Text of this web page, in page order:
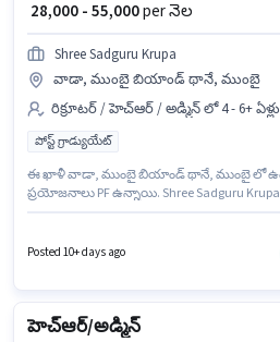
₹ 28,000 - 55,000per నెల
Shree Sadguru Krupa
వాడా, ముంబై బియాండ్ థానే, ముంబై
రిక్రూటర్ / హెచ్ఆర్ / అడ్మిన్ లో 4 - 6+
పోస్ట్ గ్రాడ్యుయేట్
ఈ ఖాళీ వాడా, ముంబై బియాండ్ థానే, ముంబై లో
ప్రయోజనాలు PF ఉన్నాయి. Shree Sadguru
గ్రాడ్యుయేట్ డిగ్రీ లేదా సర్టిఫికెట్ కలిగి ఉండాలి. ఈ
అనుభవం ఉన్న వారికి కోసం అనుకూలంగా ఉంటుంది.
Posted 10+ days ago
హెచ్ఆర్/అడ్మిన్